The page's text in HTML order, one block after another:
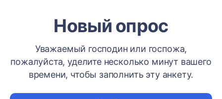
Новый опрос
Уважаемый господин или госпожа,
пожалуйста, уделите несколько минут вашего
времени, чтобы заполнить эту анкету.